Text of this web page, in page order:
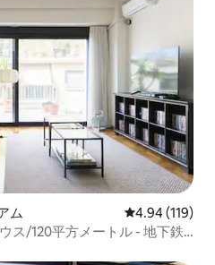
ム レビュー119
4.94 (119)
ス/120平方メートル - 地下鉄5